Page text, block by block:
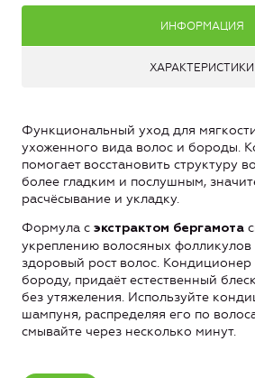
ИНФОРМАЦИЯ
ХАРАКТЕРИСТИКИ
Функциональный уход для
ухоженного вида волос и бороды.
помогает восстановить структуру
более гладким и послушным,
расчёсывание и укладку.
Формула с экстрактом бергамота
укреплению волосяных
здоровый рост волос. Кондиционер
бороду, придаёт естественный
без утяжеления. Используйте
шампуня, распределяя его по
смывайте через несколько минут.